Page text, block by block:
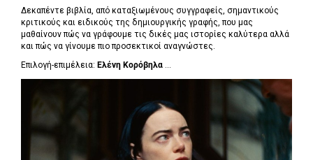
Δεκαπέντε βιβλία, από καταξιωμένους συγγραφείς, σημαντικούς
κριτικούς και ειδικούς της δημιουργικής γραφής, που μας
μαθαίνουν πώς να γράφουμε τις δικές μας ιστορίες καλύτερα αλλά
και πώς να γίνουμε πιο προσεκτικοί αναγνώστες.
Επιλογή-επιμέλεια: Ελένη Κορόβηλα ...